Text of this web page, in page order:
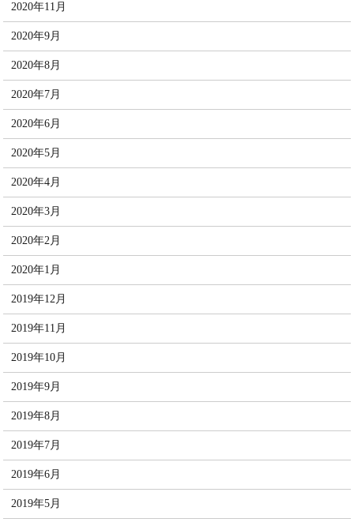
2020年11月
2020年9月
2020年8月
2020年7月
2020年6月
2020年5月
2020年4月
2020年3月
2020年2月
2020年1月
2019年12月
2019年11月
2019年10月
2019年9月
2019年8月
2019年7月
2019年6月
2019年5月